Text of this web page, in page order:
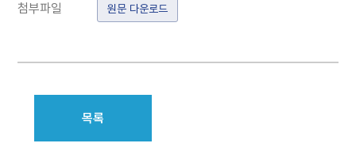
첨부파일 원문 다운로드
목록